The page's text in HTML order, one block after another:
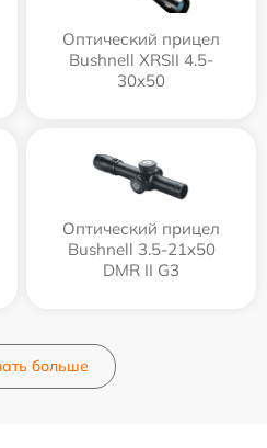
Оптический прицел
Bushnell XRSII 4.5-
30x50
Оптический прицел
Bushnell 3.5-21x50
DMR II G3
больше